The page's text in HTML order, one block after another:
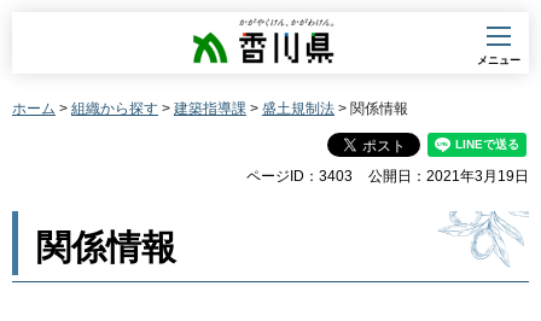
香川県
メニュー
ホーム > 組織から探す > 建築指導課 > 盛土規制法 > 関係情報
ページID：3403 公開日：2021年3月19日
関係情報